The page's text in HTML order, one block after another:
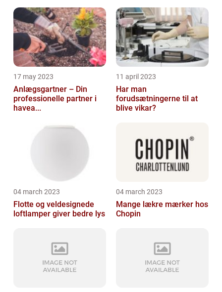
17 may 2023
Anlægsgartner – Din
professionelle partner i
havea...
11 april 2023
Har man
forudsætningerne til at
blive vikar?
04 march 2023
Flotte og veldesignede
loftlamper giver bedre lys
04 march 2023
Mange lækre mærker hos
Chopin